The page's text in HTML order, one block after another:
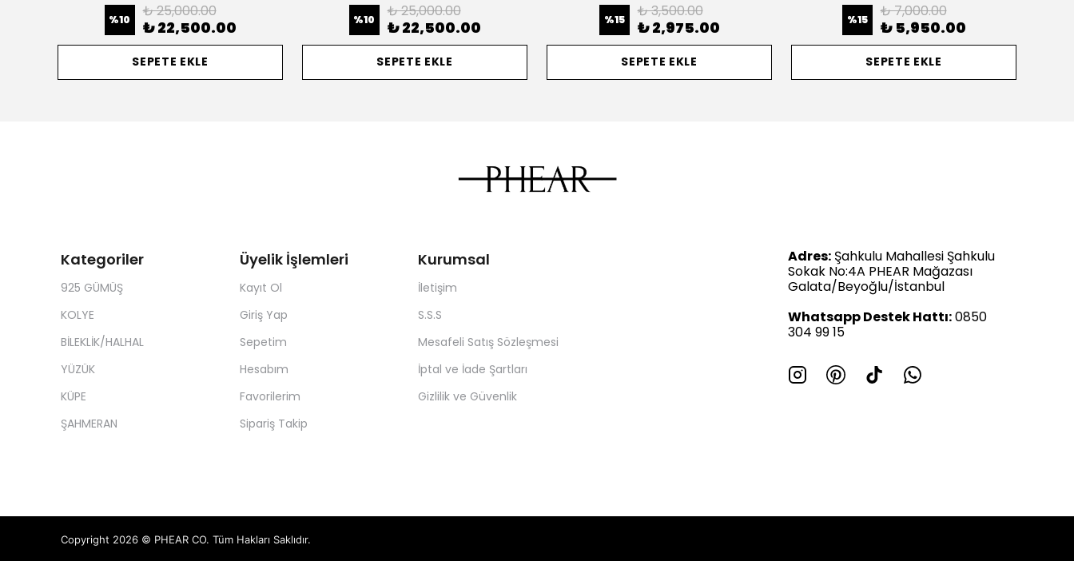
%10 ₺ 25,000.00
₺ 22,500.00
SEPETE EKLE
%10 ₺ 25,000.00
₺ 22,500.00
SEPETE EKLE
%15 ₺ 3,500.00
₺ 2,975.00
SEPETE EKLE
%15 ₺ 7,000.00
₺ 5,950.00
SEPETE EKLE
Kategoriler
925 GÜMÜŞ
KOLYE
BİLEKLİK/HALHAL
YÜZÜK
KÜPE
ŞAHMERAN
Üyelik İşlemleri
Kayıt Ol
Giriş Yap
Sepetim
Hesabım
Favorilerim
Sipariş Takip
Kurumsal
İletişim
S.S.S
Mesafeli Satış Sözleşmesi
İptal ve İade Şartları
Gizlilik ve Güvenlik
Adres: Şahkulu Mahallesi Şahkulu
Sokak No:4A PHEAR Mağazası
Galata/Beyoğlu/İstanbul
Whatsapp Destek Hattı:0850
304 99 15
Copyright 2026 © PHEAR CO. Tüm Hakları Saklıdır.